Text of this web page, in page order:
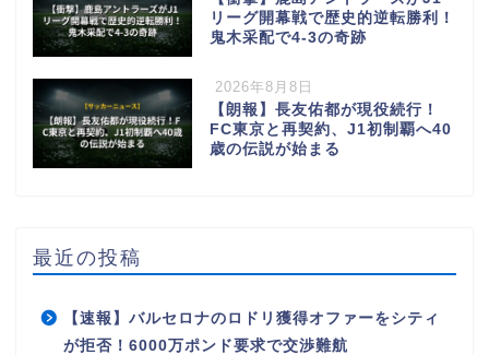
リーグ開幕戦で歴史的逆転勝利！
鬼木采配で4-3の奇跡
2026年8月8日
【朗報】長友佑都が現役続行！
FC東京と再契約、J1初制覇へ40
歳の伝説が始まる
最近の投稿
【速報】バルセロナのロドリ獲得オファーをシティ
が拒否！6000万ポンド要求で交渉難航